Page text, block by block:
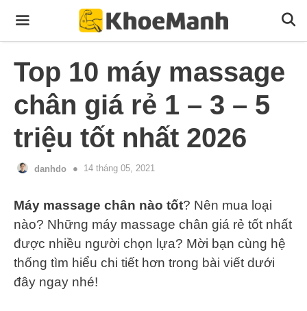
Menu
Top 10 máy massage
chân giá rẻ 1 – 3 – 5
triệu tốt nhất 2026
danhdo 14 tháng 05, 2021
Máy massage chân nào tốt? Nên mua loại
nào? Những máy massage chân giá rẻ tốt nhất
được nhiều người chọn lựa? Mời bạn cùng hệ
thống tìm hiểu chi tiết hơn trong bài viết dưới
đây ngay nhé!